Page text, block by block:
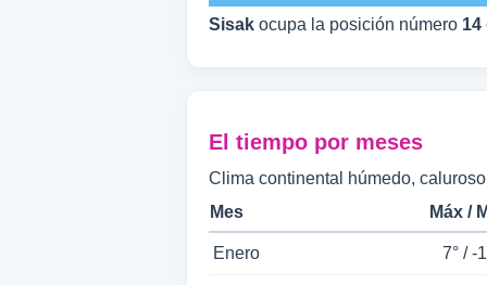
Sisak ocupa la posición número 14
El tiempo por meses
Clima continental húmedo,
Mes
Máx /
Enero 7° / -